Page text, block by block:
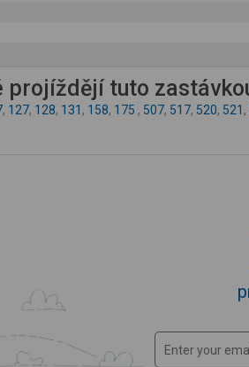
projíždějí tuto
, 127, 128, 131 , 158, 175 , 507, 517, 520, 521 ,